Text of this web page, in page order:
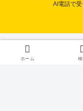
AI電話で
プ
ホーム